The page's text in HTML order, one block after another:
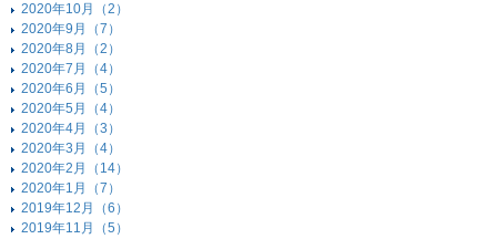
2020年10月（2）
2020年9月（7）
2020年8月（2）
2020年7月（4）
2020年6月（5）
2020年5月（4）
2020年4月（3）
2020年3月（4）
2020年2月（14）
2020年1月（7）
2019年12月（6）
2019年11月（5）